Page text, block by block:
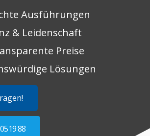
Ausführungen
& Leidenschaft
Preise
Lösungen
88